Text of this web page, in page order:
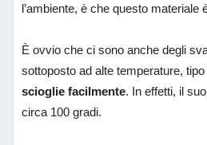
l’ambiente, è che questo materiale
È ovvio che ci sono anche degli
sottoposto ad alte temperature,
scioglie facilmente. In effetti, il
circa 100 gradi.